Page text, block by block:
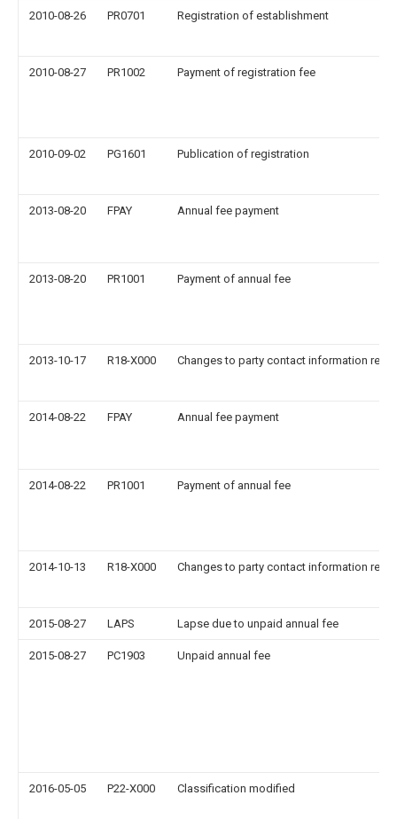
2010-08-26 PR0701 Registration of establishment
2010-08-27 PR1002 Payment of registration fee
2010-09-02 PG1601 Publication of registration
2013-08-20 FPAY Annual fee payment
2013-08-20 PR1001 Payment of annual fee
2013-10-17 R18-X000 Changes to party contact information
2014-08-22 FPAY Annual fee payment
2014-08-22 PR1001 Payment of annual fee
2014-10-13 R18-X000 Changes to party contact information
2015-08-27 LAPS Lapse due to unpaid annual fee
2015-08-27 PC1903 Unpaid annual fee
2016-05-05 P22-X000 Classification modified